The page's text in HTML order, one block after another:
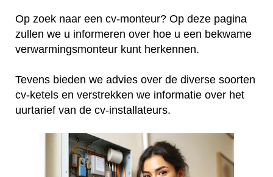
Op zoek naar een cv-monteur? Op deze pagina
zullen we u informeren over hoe u een bekwame
verwarmingsmonteur kunt herkennen.
Tevens bieden we advies over de diverse soorten
cv-ketels en verstrekken we informatie over het
uurtarief van de cv-installateurs.